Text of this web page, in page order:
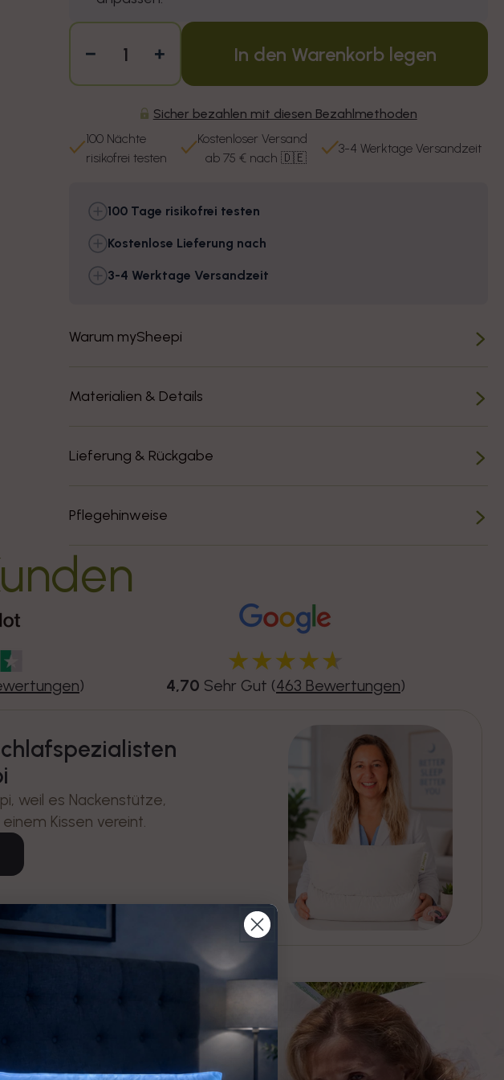
Verringere die Menge für TRAVEL
Erhöhe die Menge für TRAVEL
In den Warenkorb legen
Sicher bezahlen mit diesen Bezahlmethoden
100 Nächte
risikofrei testen
Kostenloser Versand
ab 75 € nach 🇩🇪
3-4 Werktage Versandzeit
100 Tage risikofrei testen
Kostenlose Lieferung nach
3-4 Werktage Versandzeit
Warum mySheepi
Materialien & Details
Lieferung & Rückgabe
Pflegehinweise
) 4,70 Sehr Gut (463 Bewertungen)
weil es Nackenstütze,
Kissen vereint.